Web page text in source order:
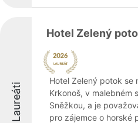
Laureáti
Hotel Zelený
Hotel Zelený potok se
Krkonoš, v malebném
Sněžkou, a je
pro zájemce o horské